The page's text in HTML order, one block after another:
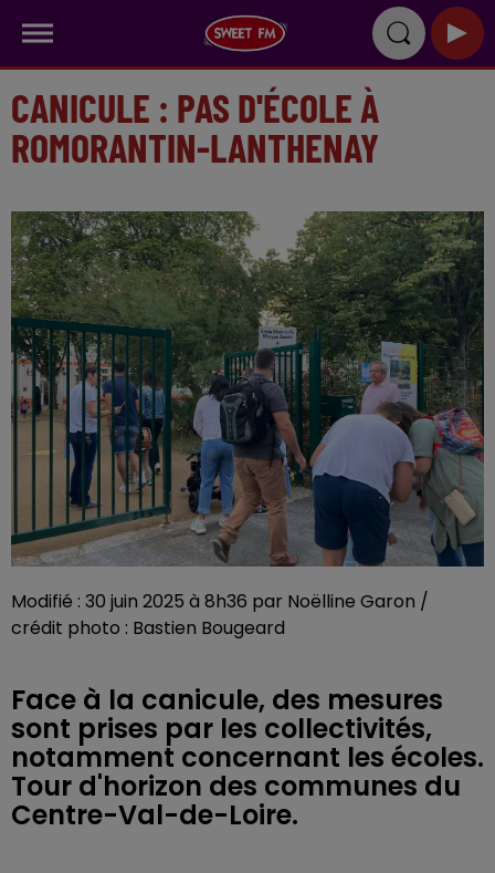
CANICULE : PAS D'ÉCOLE À
ROMORANTIN-LANTHENAY
Modifié : 30 juin 2025 à 8h36 par Noëlline Garon /
crédit photo : Bastien Bougeard
Face à la canicule, des mesures
sont prises par les collectivités,
notamment concernant les écoles.
Tour d'horizon des communes du
Centre-Val-de-Loire.